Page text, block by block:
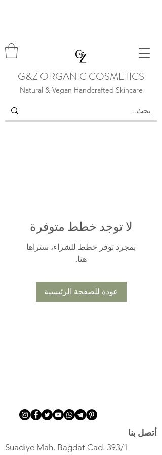
G&Z ORGANIC COSMETICS
Natural & Vegan Handcrafted Skincare
لا توجد خطط متوفرة
بمجرد توفر خطط للشراء، ستراها
هنا.
عودة للصفحة الرئيسية
أتصل بنا
Suadiye Mah. Bağdat Cad. 393/1